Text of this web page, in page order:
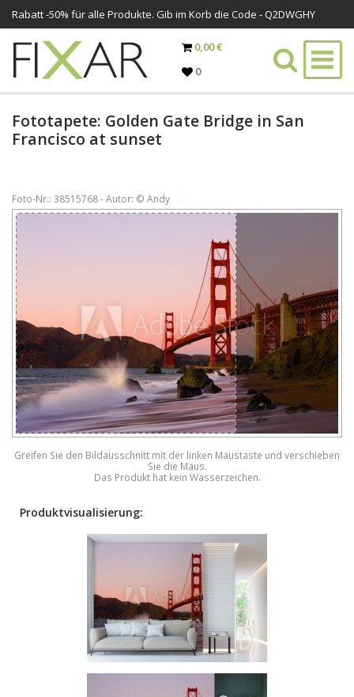
Rabatt -50% für alle Produkte. Gib im Korb die Code - Q2DWGHY
0,00 €
0
Fototapete: Golden Gate Bridge in San
Francisco at sunset
Foto-Nr.: 38515768 - Autor: © Andy
Greifen Sie den Bildausschnitt mit der linken Maustaste und verschieben
Sie die Maus.
Das Produkt hat kein Wasserzeichen.
Produktvisualisierung: